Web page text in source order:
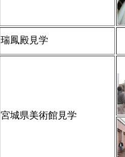
瑞鳳殿見学
宮城県美術館見学